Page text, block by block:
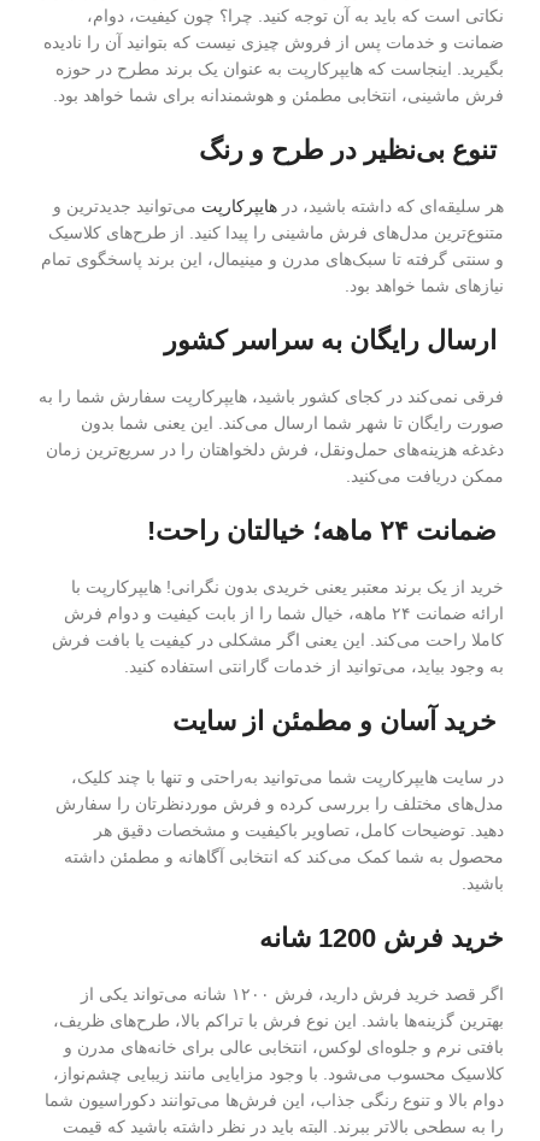
نکاتی است که باید به آن توجه کنید. چرا؟ چون کیفیت، دوام،
ضمانت و خدمات پس از فروش چیزی نیست که بتوانید آن را نادیده
بگیرید. اینجاست که هایپرکارپت به عنوان یک برند مطرح در حوزه
فرش ماشینی، انتخابی مطمئن و هوشمندانه برای شما خواهد بود.
تنوع بی‌نظیر در طرح و رنگ
هر سلیقه‌ای که داشته باشید، در هایپرکارپت می‌توانید جدیدترین و
متنوع‌ترین مدل‌های فرش ماشینی را پیدا کنید. از طرح‌های کلاسیک
و سنتی گرفته تا سبک‌های مدرن و مینیمال، این برند پاسخگوی تمام
نیازهای شما خواهد بود.
ارسال رایگان به سراسر کشور
فرقی نمی‌کند در کجای کشور باشید، هایپرکارپت سفارش شما را به
صورت رایگان تا شهر شما ارسال می‌کند. این یعنی شما بدون
دغدغه هزینه‌های حمل‌ونقل، فرش دلخواهتان را در سریع‌ترین زمان
ممکن دریافت می‌کنید.
ضمانت ۲۴ ماهه؛ خیالتان راحت!
خرید از یک برند معتبر یعنی خریدی بدون نگرانی! هایپرکارپت با
ارائه ضمانت ۲۴ ماهه، خیال شما را از بابت کیفیت و دوام فرش
کاملا راحت می‌کند. این یعنی اگر مشکلی در کیفیت یا بافت فرش
به وجود بیاید، می‌توانید از خدمات گارانتی استفاده کنید.
خرید آسان و مطمئن از سایت
در سایت هایپرکارپت شما می‌توانید به‌راحتی و تنها با چند کلیک،
مدل‌های مختلف را بررسی کرده و فرش موردنظرتان را سفارش
دهید. توضیحات کامل، تصاویر باکیفیت و مشخصات دقیق هر
محصول به شما کمک می‌کند که انتخابی آگاهانه و مطمئن داشته
باشید.
خرید فرش 1200 شانه
اگر قصد خرید فرش دارید، فرش ۱۲۰۰ شانه می‌تواند یکی از
بهترین گزینه‌ها باشد. این نوع فرش با تراکم بالا، طرح‌های ظریف،
بافتی نرم و جلوه‌ای لوکس، انتخابی عالی برای خانه‌های مدرن و
کلاسیک محسوب می‌شود. با وجود مزایایی مانند زیبایی چشم‌نواز،
دوام بالا و تنوع رنگی جذاب، این فرش‌ها می‌توانند دکوراسیون شما
را به سطحی بالاتر ببرند. البته باید در نظر داشته باشید که قیمت